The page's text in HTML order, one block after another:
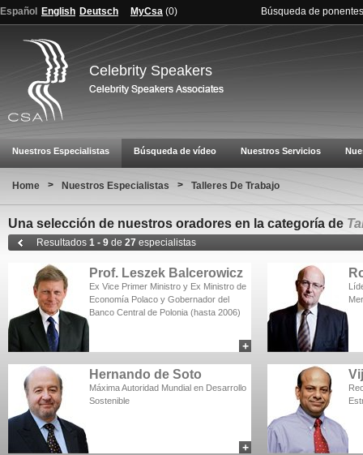
Español English Deutsch MyCsa (0) Búsqueda de ponentes
Celebrity Speakers
Nuestros Especialistas Búsqueda de vídeo Nuestros Servicios
Home > Nuestros Especialistas > Talleres De Trabajo
Una selección de nuestros oradores en la categoría de
Resultados 1 - 9 de 27 especialistas
Prof. Leszek Balcerowicz
Ex Vice Primer Ministro y Ex Ministro de
Economía Polaco y Gobernador del
Banco Central de Polonia (hasta 2006)
+ add to myCSA
Hernando de Soto
Máxima Autoridad Mundial en Desarrollo
Sostenible
+ add to myCSA